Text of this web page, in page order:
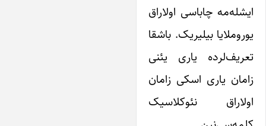
چاباسی اولاراق
بیلیریک. باشقا
یاری یئنی
یاری اسکی زامان
نئوکلاسیک